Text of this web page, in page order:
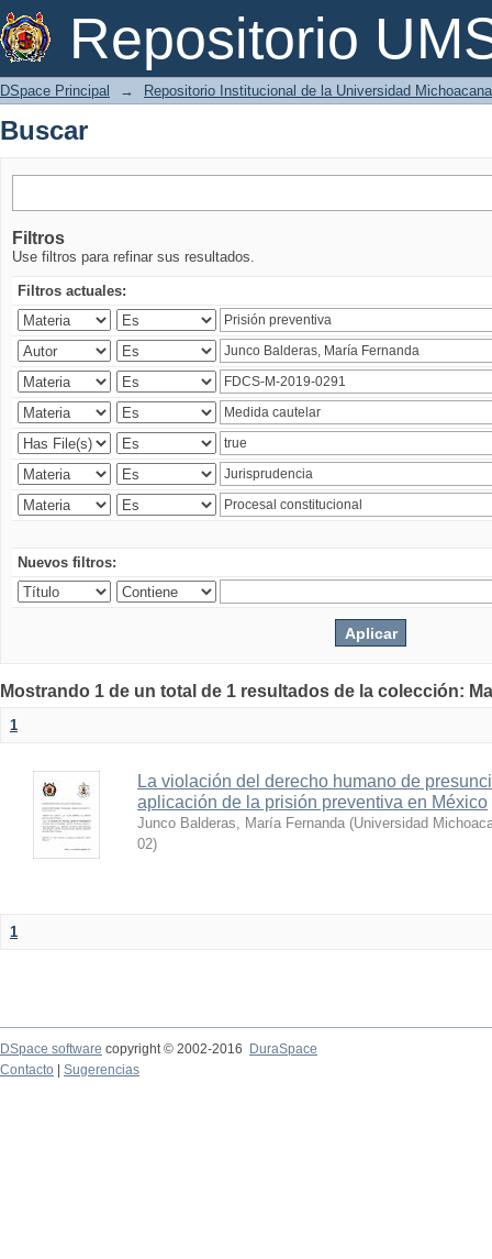
Repositorio
Buscar
DSpace Principal → Repositorio Institucional de la Universidad
Buscar
Filtros
Use filtros para refinar sus resultados.
Filtros actuales:
Nuevos filtros:
Mostrando 1 de un total de 1 resultados de la colección:
1
La violación del derecho humano de
aplicación de la prisión preventiva en México
Junco Balderas, María Fernanda (Universidad
02)
1
DSpace software copyright © 2002-2016
DuraSpace
Contacto
Sugerencias